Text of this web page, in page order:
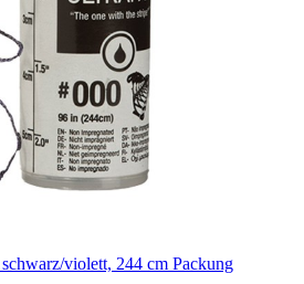
violett, 244 cm Packung